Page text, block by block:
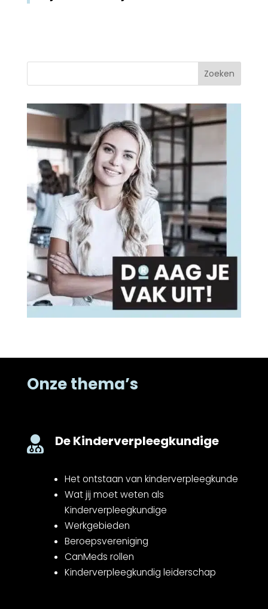
Zoeken
Onze thema’s
 De Kinderverpleegkundige
Het ontstaan van kinderverpleegkunde
Wat jij moet weten als
Kinderverpleegkundige
Werkgebieden
Beroepsvereniging
CanMeds rollen
Kinderverpleegkundig leiderschap